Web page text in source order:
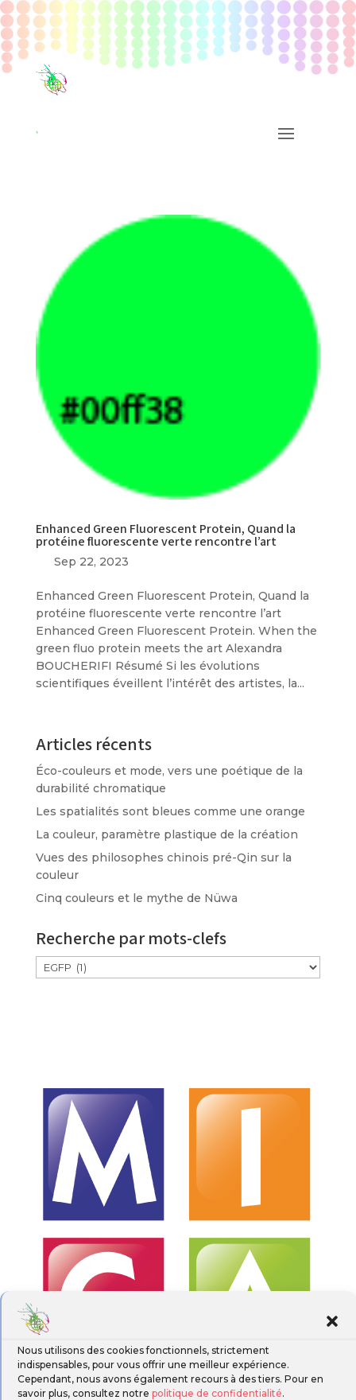
Nous utilisons des cookies fonctionnels, strictement
indispensables, pour vous offrir une meilleur expérience.
Cependant, nous avons également recours à des tiers. Pour en
savoir plus, consultez notre politique de confidentialité.
Enhanced Green Fluorescent Protein, Quand la
protéine fluorescente verte rencontre l’art
Sep 22, 2023
Enhanced Green Fluorescent Protein, Quand la
protéine fluorescente verte rencontre l’art
Enhanced Green Fluorescent Protein. When the
green fluo protein meets the art Alexandra
BOUCHERIFI Résumé Si les évolutions
scientifiques éveillent l’intérêt des artistes, la...
Articles récents
Éco-couleurs et mode, vers une poétique de la
durabilité chromatique
Les spatialités sont bleues comme une orange
La couleur, paramètre plastique de la création
Vues des philosophes chinois pré-Qin sur la
couleur
Cinq couleurs et le mythe de Nüwa
Recherche par mots-clefs
Étiquettes